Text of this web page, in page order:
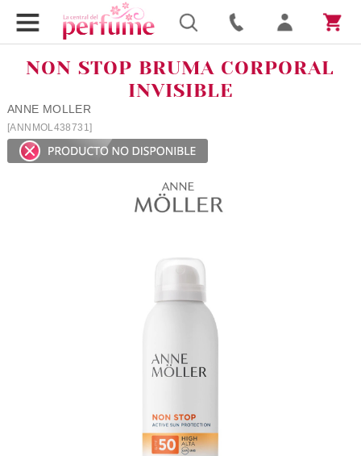
NON STOP BRUMA CORPORAL
INVISIBLE
ANNE MOLLER
[ANNMOL438731]